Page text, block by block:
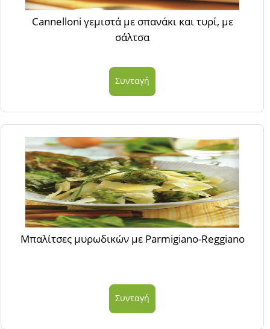
Cannelloni γεμιστά με σπανάκι και τυρί, με
σάλτσα
Συνταγή
Μπαλίτσες μυρωδικών με Parmigiano-Reggiano
Συνταγή